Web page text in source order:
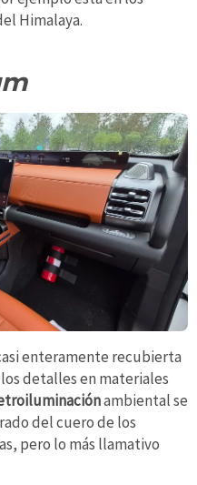
Himalaya.
enteramente recubierta
detalles en materiales
ambiental se
del cuero de los
pero lo más llamativo